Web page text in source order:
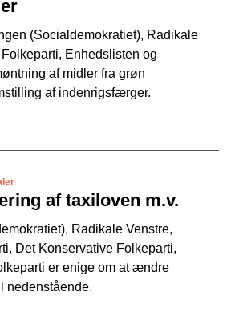
(Socialdemokratiet), Radikale
Enhedslisten og
af midler fra grøn
af indenrigsfærger.
af taxiloven m.v.
Radikale Venstre,
Det Konservative Folkeparti,
er enige om at ændre
nedenstående.